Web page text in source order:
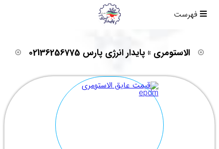
فهرست
الاستومری » پایدار انرژی پارس 02136256775